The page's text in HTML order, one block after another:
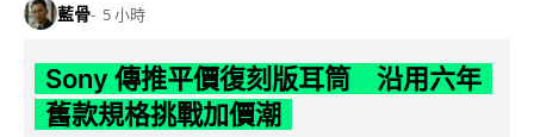
藍骨 5 小時
Sony 傳推平價復刻版耳筒 沿用六年
舊款規格挑戰加價潮